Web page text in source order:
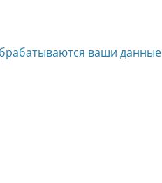
ваши данные